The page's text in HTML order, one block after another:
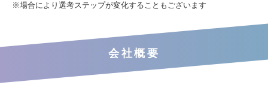
※場合により選考ステップが変化することもございます
会社概要